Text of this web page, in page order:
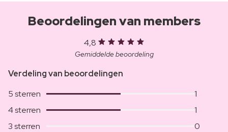
Beoordelingen van members
4,8
Gemiddelde beoordeling
Verdeling van beoordelingen
5 sterren
1
4 sterren
1
3 sterren
0